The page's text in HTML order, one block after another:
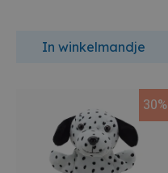
In winkelmandje
30%